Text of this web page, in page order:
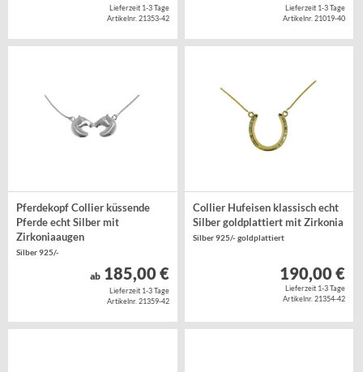
Lieferzeit 1-3 Tage
Artikelnr. 21353-42
Lieferzeit 1-3 Tage
Artikelnr. 21019-40
Pferdekopf Collier küssende
Pferde echt Silber mit
Zirkoniaaugen
Silber 925/-
ab185,00 €
Lieferzeit 1-3 Tage
Artikelnr. 21359-42
Collier Hufeisen klassisch echt
Silber goldplattiert mit Zirkonia
Silber 925/- goldplattiert
190,00 €
Lieferzeit 1-3 Tage
Artikelnr. 21354-42